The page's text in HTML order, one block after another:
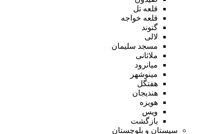
قلعه تل
قلعه خواجه
گتوند
لالی
مسجد سلیمان
ملاثانی
میانرود
مینوشهر
هفتگل
هندیجان
هویزه
ویس
بازگشت
سیستان و بلوچستان